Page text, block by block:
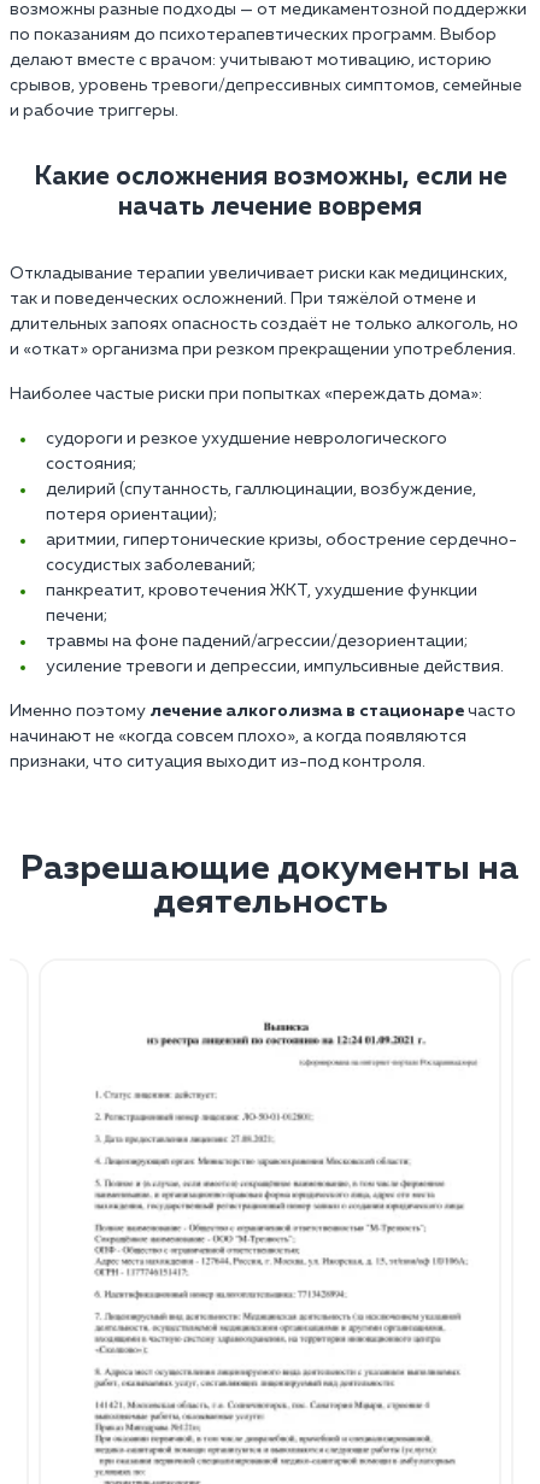
возможны разные подходы — от медикаментозной поддержки
по показаниям до психотерапевтических программ. Выбор
делают вместе с врачом: учитывают мотивацию, историю
срывов, уровень тревоги/депрессивных симптомов, семейные
и рабочие триггеры.
Какие осложнения возможны, если не
начать лечение вовремя
Откладывание терапии увеличивает риски как медицинских,
так и поведенческих осложнений. При тяжёлой отмене и
длительных запоях опасность создаёт не только алкоголь, но
и «откат» организма при резком прекращении употребления.
Наиболее частые риски при попытках «переждать дома»:
судороги и резкое ухудшение неврологического
состояния;
делирий (спутанность, галлюцинации, возбуждение,
потеря ориентации);
аритмии, гипертонические кризы, обострение сердечно-
сосудистых заболеваний;
панкреатит, кровотечения ЖКТ, ухудшение функции
печени;
травмы на фоне падений/агрессии/дезориентации;
усиление тревоги и депрессии, импульсивные действия.
Именно поэтому лечение алкоголизма в стационаре часто
начинают не «когда совсем плохо», а когда появляются
признаки, что ситуация выходит из-под контроля.
Разрешающие документы на
деятельность